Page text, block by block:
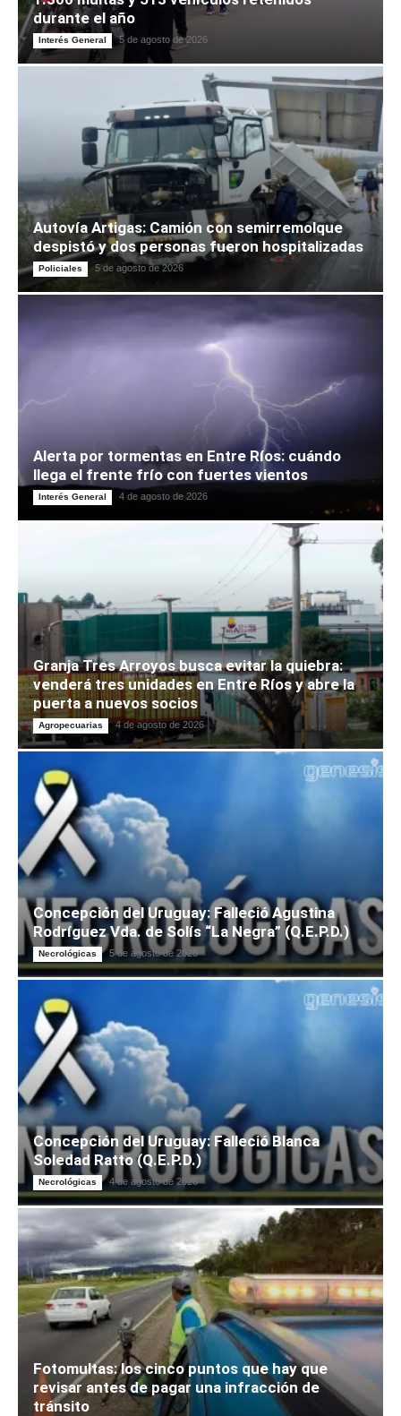
durante el año
Interés General 5 de agosto de 2026
Autovía Artigas: Camión con semirremolque
despistó y dos personas fueron hospitalizadas
Policiales 5 de agosto de 2026
Alerta por tormentas en Entre Ríos: cuándo
llega el frente frío con fuertes vientos
Interés General 4 de agosto de 2026
Granja Tres Arroyos busca evitar la quiebra:
venderá tres unidades en Entre Ríos y abre la
puerta a nuevos socios
Agropecuarias 4 de agosto de 2026
Concepción del Uruguay: Falleció Agustina
Rodríguez Vda. de Solís “La Negra” (Q.E.P.D.)
Necrológicas 5 de agosto de 2026
Concepción del Uruguay: Falleció Blanca
Soledad Ratto (Q.E.P.D.)
Necrológicas 4 de agosto de 2026
Fotomultas: los cinco puntos que hay que
revisar antes de pagar una infracción de
tránsito